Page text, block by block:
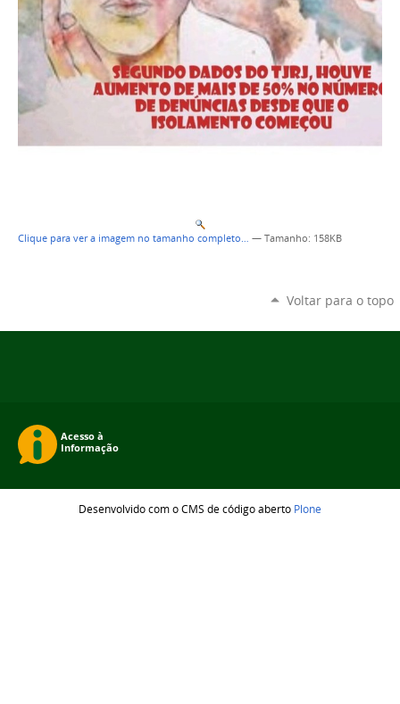
Clique para ver a imagem no tamanho completo… — Tamanho: 158KB
Voltar para o topo
Desenvolvido com o CMS de código aberto Plone